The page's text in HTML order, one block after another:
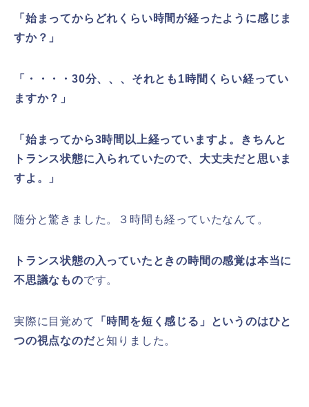
「始まってからどれくらい時間が経ったように感じま
すか？」
「・・・・30分、、、それとも1時間くらい経ってい
ますか？」
「始まってから3時間以上経っていますよ。きちんと
トランス状態に入られていたので、大丈夫だと思いま
すよ。」
随分と驚きました。３時間も経っていたなんて。
トランス状態の入っていたときの時間の感覚は本当に
不思議なものです。
実際に目覚めて
「時間を短く感じる」というのはひと
つの視点なのだと知りました。